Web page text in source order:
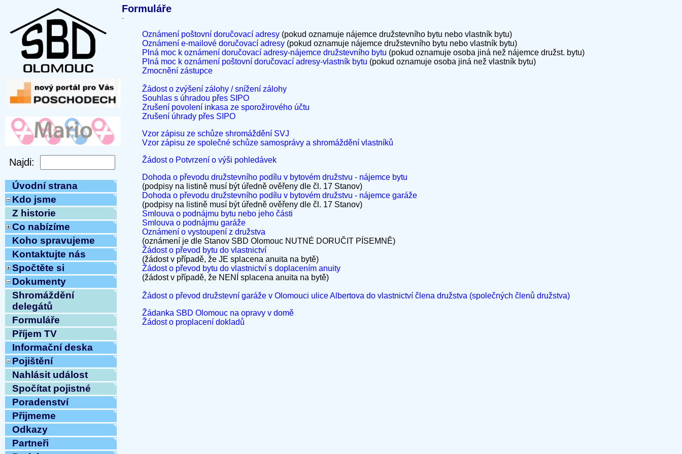
Úvodní strana
Kdo jsme
Z historie
Co nabízíme
Koho spravujeme
Kontaktujte nás
Spočtěte si
Dokumenty
Shromáždění
delegátů
Formuláře
Příjem TV
Informační deska
Pojištění
Nahlásit událost
Spočítat pojistné
Poradenství
Přijmeme
Odkazy
Partneři
Formuláře
Oznámení poštovní doručovací adresy (pokud oznamuje nájemce družstevního bytu nebo vlastník bytu)
Oznámení e-mailové doručovací adresy (pokud oznamuje nájemce družstevního bytu nebo vlastník bytu)
Plná moc k oznámení doručovací adresy-nájemce družstevního bytu (pokud oznamuje osoba jiná než nájemce družst. bytu)
Plná moc k oznámení poštovní doručovací adresy-vlastník bytu (pokud oznamuje osoba jiná než vlastník bytu)
Zmocnění zástupce
Žádost o zvýšení zálohy / snížení zálohy
Souhlas s úhradou přes SIPO
Zrušení povolení inkasa ze sporožirového účtu
Zrušení úhrady přes SIPO
Vzor zápisu ze schůze shromáždění SVJ
Vzor zápisu ze společné schůze samosprávy a shromáždění vlastníků
Žádost o Potvrzení o výši pohledávek
Dohoda o převodu družstevního podílu v bytovém družstvu - nájemce bytu
(podpisy na listině musí být úředně ověřeny dle čl. 17 Stanov)
Dohoda o převodu družstevního podílu v bytovém družstvu - nájemce garáže
(podpisy na listině musí být úředně ověřeny dle čl. 17 Stanov)
Smlouva o podnájmu bytu nebo jeho části
Smlouva o podnájmu garáže
Oznámení o vystoupení z družstva
(oznámení je dle Stanov SBD Olomouc NUTNÉ DORUČIT PÍSEMNĚ)
Žádost o převod bytu do vlastnictví
(žádost v případě, že JE splacena anuita na bytě)
Žádost o převod bytu do vlastnictví s doplacením anuity
(žádost v případě, že NENÍ splacena anuita na bytě)
Žádost o převod družstevní garáže v Olomouci ulice Albertova do vlastnictví člena družstva (společných členů družstva)
Žádanka SBD Olomouc na opravy v domě
Žádost o proplacení dokladů